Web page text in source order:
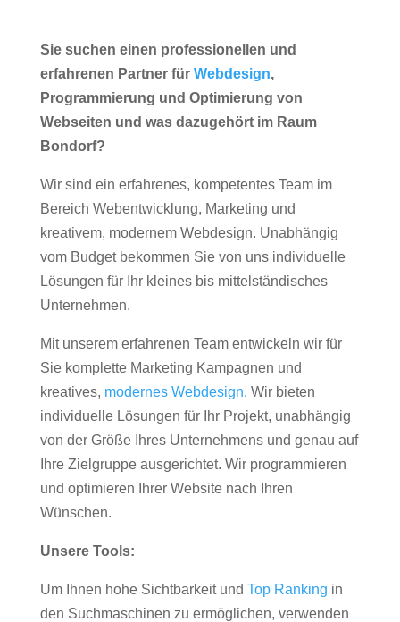
Sie suchen einen professionellen und
erfahrenen Partner für Webdesign,
Programmierung und Optimierung von
Webseiten und was dazugehört im Raum
Bondorf?
Wir sind ein erfahrenes, kompetentes Team im
Bereich Webentwicklung, Marketing und
kreativem, modernem Webdesign. Unabhängig
vom Budget bekommen Sie von uns individuelle
Lösungen für Ihr kleines bis mittelständisches
Unternehmen.
Mit unserem erfahrenen Team entwickeln wir für
Sie komplette Marketing Kampagnen und
kreatives, modernes Webdesign. Wir bieten
individuelle Lösungen für Ihr Projekt, unabhängig
von der Größe Ihres Unternehmens und genau auf
Ihre Zielgruppe ausgerichtet. Wir programmieren
und optimieren Ihrer Website nach Ihren
Wünschen.
Unsere Tools:
Um Ihnen hohe Sichtbarkeit und Top Ranking in
den Suchmaschinen zu ermöglichen, verwenden